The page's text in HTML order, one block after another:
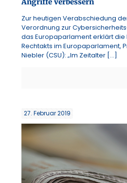
Zur heutigen Verabschiedung
Verordnung zur
das Europaparlament erklärt
Rechtakts im Europaparlament,
Niebler (CSU): „Im Zeitalter […]
27. Februar 2019